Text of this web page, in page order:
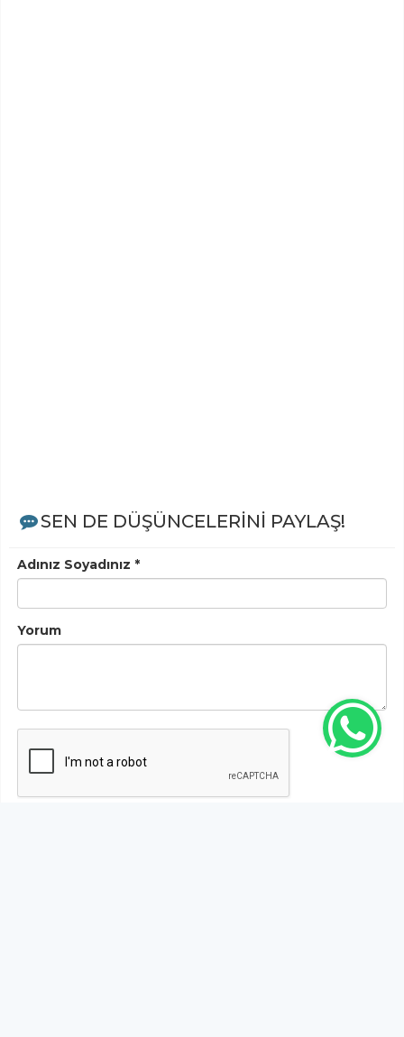
SEN DE DÜŞÜNCELERİNİ PAYLAŞ!
Adınız Soyadınız *
Yorum